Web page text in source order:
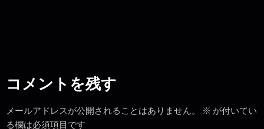
コメントを残す
メールアドレスが公開されることはありません。 ※ が付いてい
る欄は必須項目です